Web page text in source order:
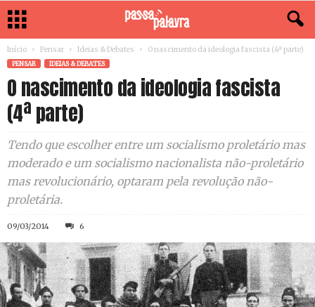
Início Pensar Ideias & Debates O nascimento da ideologia fascista (4ª parte)
PENSAR IDEIAS & DEBATES
O nascimento da ideologia fascista
(4ª parte)
Tendo que escolher entre um socialismo proletário mas
moderado e um socialismo nacionalista não-proletário
mas revolucionário, optaram pela revolução não-
proletária.
09/03/2014 6